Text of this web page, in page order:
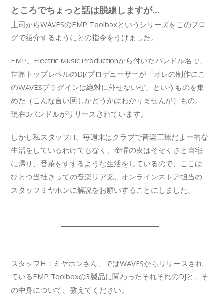
ところでちょっと話は脱線しますが...
上司からWAVESのEMP Toolboxというシリーズをこのブロ
グで紹介するようにとの指令をうけました。
EMP。Electric Music Productionから付いたバンドル名で、
世界トップレベルのDJ/プロデューサーが「オレの制作にこ
のWAVESプラグインは絶対に外せないぜ」というものを集
めた（こんな言い回しかどうかはわかりませんが）もの。
現在3バンドルがリリースされています。
しかし私スタッフH。毎週末はクラブで音楽三昧だよー的な
生活をしているわけでもなく、金曜の夜はそそくさと自宅
に帰り、番茶をすするような生活をしているので、ここは
ひとつ当社きっての音楽リア充、オンラインストア担当の
スタッフミヤホンに解説をお願いすることにしました。
スタッフH：ミヤホンさん、ではWAVESからリリースされ
ているEMP Toolboxの3製品に関わったそれぞれのDJと、そ
の中身について、教えてください。